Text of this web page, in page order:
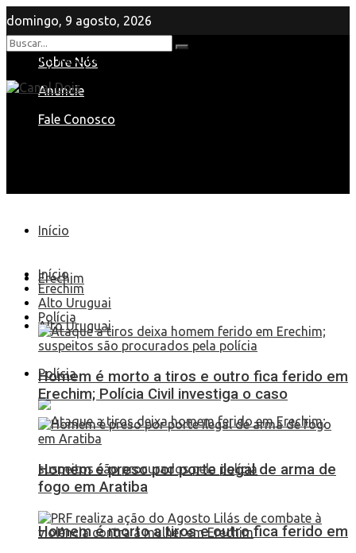
domingo, 9 agosto, 2026
Sobre Nós
Anuncie
Fale Conosco
Nenhum Resultado
View All Result
Início
Erechim
Alto Uruguai
Polícia
Homem é morto a tiros e outro fica ferido em
Início
Erechim
Alto Uruguai
Polícia
Homem é morto a tiros e outro fica ferido em
Erechim; Polícia Civil investiga o caso
Homem é preso por porte ilegal de arma de
fogo em Aratiba